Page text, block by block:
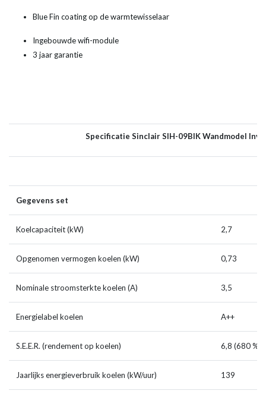
Blue Fin coating op de warmtewisselaar
Ingebouwde wifi-module
3 jaar garantie
Specificatie Sinclair SIH-09BIK Wandmodel
Gegevens set
Koelcapaciteit (kW) 2,7
Opgenomen vermogen koelen (kW) 0,73
Nominale stroomsterkte koelen (A) 3,5
Energielabel koelen A++
S.E.E.R. (rendement op koelen) 6,8 (680 %)
Jaarlijks energieverbruik koelen (kW/uur) 139